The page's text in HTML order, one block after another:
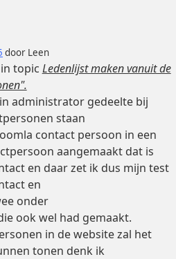
door Leen
topic Ledenlijst maken vanuit de
administrator gedeelte bij
staan
contact persoon in een
aangemaakt dat is
en daar zet ik dus mijn test
en
onder
ook wel had gemaakt.
in de website zal het
tonen denk ik